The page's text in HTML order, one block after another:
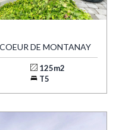
DE MONTANAY
125m2
T5